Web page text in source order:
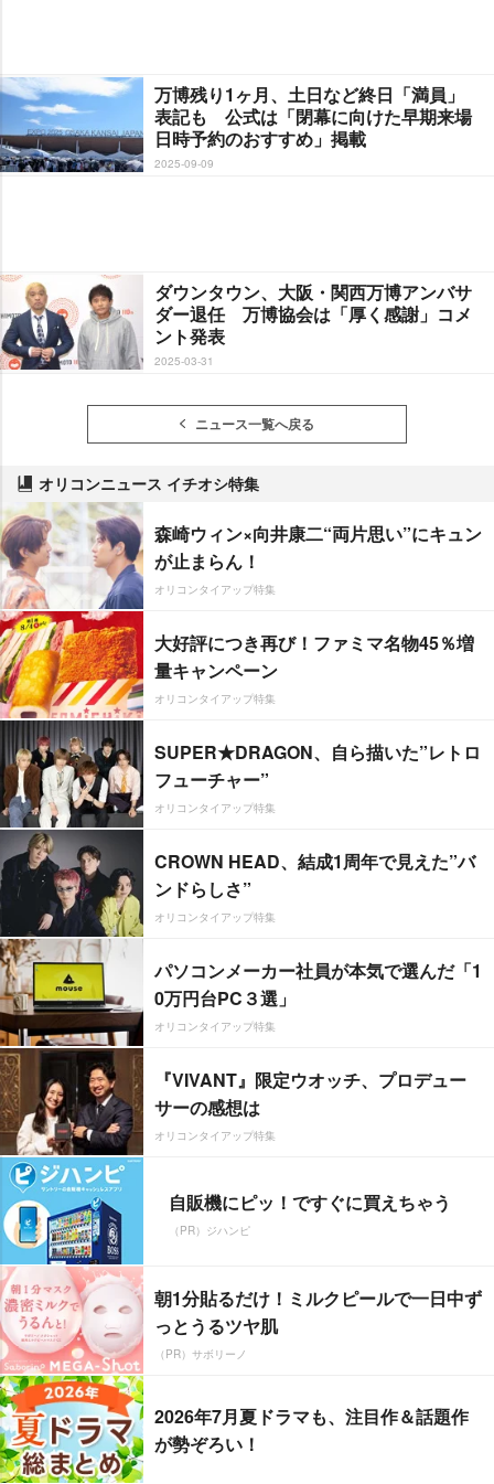
万博残り1ヶ月、土日など終日「満員」
表記も 公式は「閉幕に向けた早期来場
日時予約のおすすめ」掲載
2025-09-09
ダウンタウン、大阪・関西万博アンバサ
ダー退任 万博協会は「厚く感謝」コメ
ント発表
2025-03-31
ニュース一覧へ戻る
オリコンニュース イチオシ特集
森崎ウィン×向井康二“両片思い”にキュン
が止まらん！
オリコンタイアップ特集
大好評につき再び！ファミマ名物45％増
量キャンペーン
オリコンタイアップ特集
SUPER★DRAGON、自ら描いた”レトロ
フューチャー”
オリコンタイアップ特集
CROWN HEAD、結成1周年で見えた”バ
ンドらしさ”
オリコンタイアップ特集
パソコンメーカー社員が本気で選んだ「1
0万円台PC３選」
オリコンタイアップ特集
『VIVANT』限定ウオッチ、プロデュー
サーの感想は
オリコンタイアップ特集
自販機にピッ！ですぐに買えちゃう
（PR）ジハンピ
朝1分貼るだけ！ミルクピールで一日中ず
っとうるツヤ肌
（PR）サボリーノ
2026年7月夏ドラマも、注目作＆話題作
が勢ぞろい！